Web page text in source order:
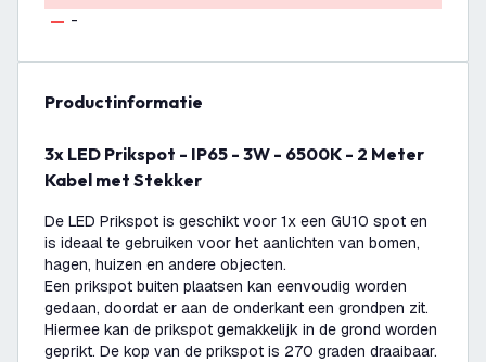
-
productinformatie
3x LED Prikspot - IP65 - 3W - 6500K - 2 Meter
Kabel met Stekker
De LED Prikspot is geschikt voor 1x een GU10 spot en
is ideaal te gebruiken voor het aanlichten van bomen,
hagen, huizen en andere objecten.
Een prikspot buiten plaatsen kan eenvoudig worden
gedaan, doordat er aan de onderkant een grondpen zit.
Hiermee kan de prikspot gemakkelijk in de grond worden
geprikt. De kop van de prikspot is 270 graden draaibaar.